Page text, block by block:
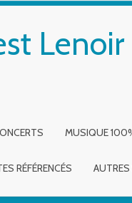
Lenoir
MUSIQUE
RÉFÉRENCÉS